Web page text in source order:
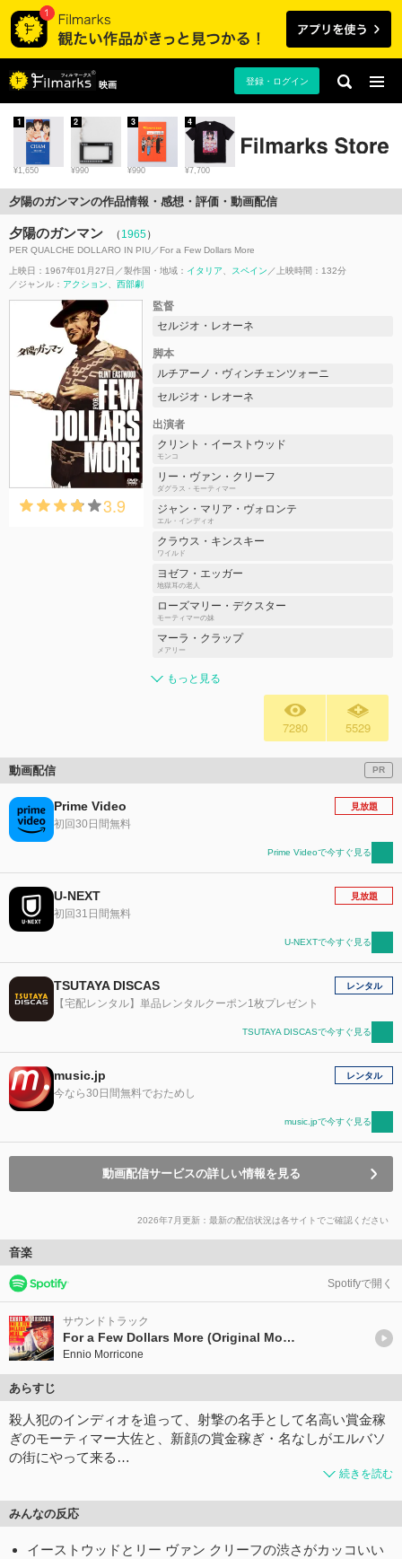
映画 登録・ログイン
¥1,650
1
¥990
2
¥990
3
¥7,700
4
夕陽のガンマンの作品情報・感想・評価・動画配信
夕陽のガンマン （ 1965）
PER QUALCHE DOLLARO IN PIU／For a Few Dollars More
上映日：1967年01月27日 製作国・地域： イタリア スペイン
上映時間：132分
ジャンル： アクション 西部劇
3.9
監督
セルジオ・レオーネ
脚本
ルチアーノ・ヴィンチェンツォーニ
セルジオ・レオーネ
出演者
クリント・イーストウッド
モンコ
リー・ヴァン・クリーフ
ダグラス・モーティマー
ジャン・マリア・ヴォロンテ
エル・インディオ
クラウス・キンスキー
ワイルド
ヨゼフ・エッガー
地獄耳の老人
ローズマリー・デクスター
モーティマーの妹
マーラ・クラップ
メアリー
もっと見る
7280 5529
動画配信 PR
Prime Video
初回30日間無料
見放題
Prime Videoで今すぐ見る
U-NEXT
初回31日間無料
見放題
U-NEXTで今すぐ見る
TSUTAYA DISCAS
【宅配レンタル】単品レンタルクーポン1枚プレゼント
レンタル
TSUTAYA DISCASで今すぐ見る
music.jp
今なら30日間無料でおためし
レンタル
music.jpで今すぐ見る
動画配信サービスの詳しい情報を見る
2026年7月更新：最新の配信状況は各サイトでご確認ください
音楽
Spotifyで開く
サウンドトラック
For a Few Dollars More (Original Motion Picture Soundtrack) - Remastered
Ennio Morricone
あらすじ
殺人犯のインディオを追って、射撃の名手として名高い賞金稼
ぎのモーティマー大佐と、新顔の賞金稼ぎ・名なしがエルバソ
の街にやって来る…
続きを読む
みんなの反応
イーストウッドとリー ヴァン クリーフの渋さがカッコいい